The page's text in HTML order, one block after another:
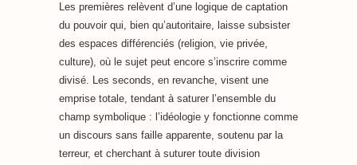
Les premières relèvent d’une logique de captation
du pouvoir qui, bien qu’autoritaire, laisse subsister
des espaces différenciés (religion, vie privée,
culture), où le sujet peut encore s’inscrire comme
divisé. Les seconds, en revanche, visent une
emprise totale, tendant à saturer l’ensemble du
champ symbolique : l’idéologie y fonctionne comme
un discours sans faille apparente, soutenu par la
terreur, et cherchant à suturer toute division